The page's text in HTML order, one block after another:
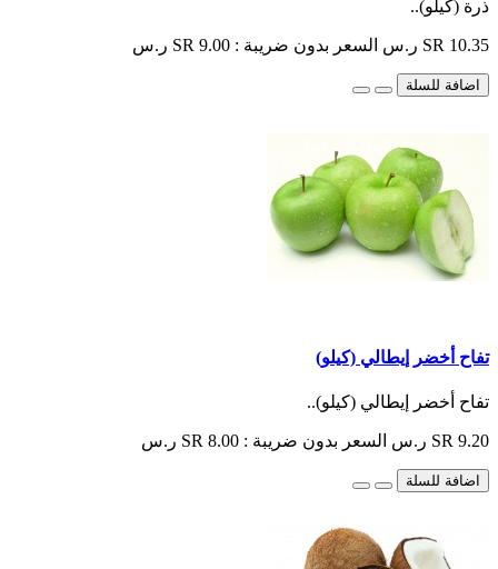
ذرة (كيلو)..
SR 10.35 ر.س السعر بدون ضريبة : SR 9.00 ر.س
اضافة للسلة
تفاح أخضر إيطالي (كيلو)
تفاح أخضر إيطالي (كيلو)..
SR 9.20 ر.س السعر بدون ضريبة : SR 8.00 ر.س
اضافة للسلة